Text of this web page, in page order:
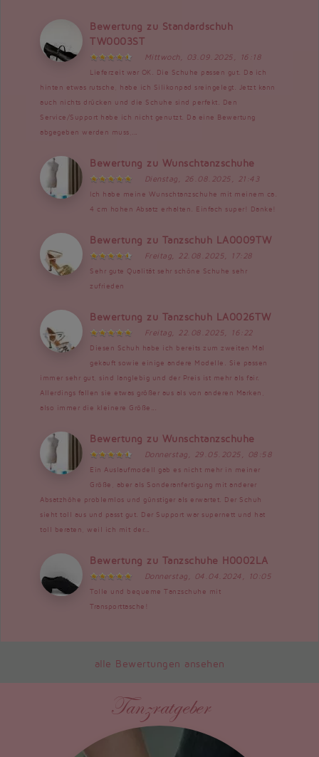
Bewertung zu Standardschuh
TW0003ST
Mittwoch, 03.09.2025, 16:18
Lieferzeit war OK. Die Schuhe passen gut. Da ich
hinten etwas rutsche, habe ich Silikonpad sreingelegt. Jetzt kann
auch nichts drücken und die Schuhe sind perfekt. Den
Service/Support habe ich nicht genutzt. Da eine Bewertung
abgegeben werden muss,...
Bewertung zu Wunschtanzschuhe
Dienstag, 26.08.2025, 21:43
Ich habe meine Wunschtanzschuhe mit meinem ca.
4 cm hohen Absatz erhalten. Einfach super! Danke!
Bewertung zu Tanzschuh LA0009TW
Freitag, 22.08.2025, 17:28
Sehr gute Qualität sehr schöne Schuhe sehr
zufrieden
Bewertung zu Tanzschuh LA0026TW
Freitag, 22.08.2025, 16:22
Diesen Schuh habe ich bereits zum zweiten Mal
gekauft sowie einige andere Modelle. Sie passen
immer sehr gut, sind langlebig und der Preis ist mehr als fair.
Allerdings fallen sie etwas größer aus als von anderen Marken,
also immer die kleinere Größe...
Bewertung zu Wunschtanzschuhe
Donnerstag, 29.05.2025, 08:58
Ein Auslaufmodell gab es nicht mehr in meiner
Größe, aber als Sonderanfertigung mit anderer
Absatzhöhe problemlos und günstiger als erwartet. Der Schuh
sieht toll aus und passt gut. Der Support war supernett und hat
toll beraten, weil ich mit der...
Bewertung zu Tanzschuhe H0002LA
Donnerstag, 04.04.2024, 10:05
Tolle und bequeme Tanzschuhe mit
Transporttasche!
alle Bewertungen ansehen
Tanzratgeber